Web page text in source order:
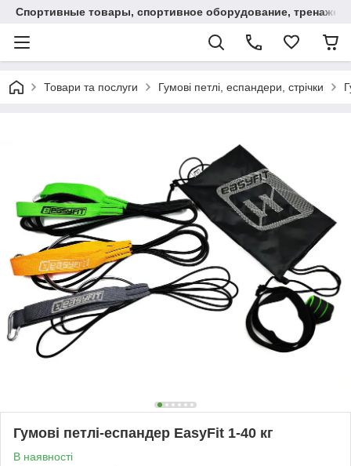
Спортивные товары, спортивное оборудование,
Товари та послуги Гумові петлі, еспандери, стрічки
Гумові петлі-еспандер EasyFit 1-40 кг
В наявності